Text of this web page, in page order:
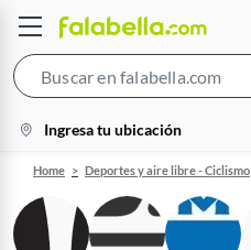
location-
icon
Ingresa tu ubicación
Home Deportes y aire libre - Ciclismo